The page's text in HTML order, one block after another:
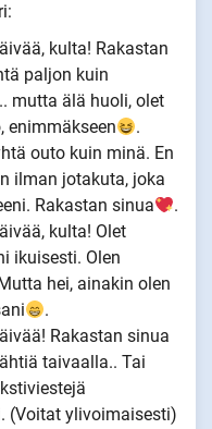
kulta! Rakastan
paljon kuin
mutta älä huoli, olet
enimmäkseen
.
outo kuin minä. En
ilman jotakuta, joka
Rakastan sinua
.
kulta! Olet
ikuisesti. Olen
hei, ainakin olen
.
Rakastan sinua
taivaalla.. Tai
(Voitat ylivoimaisesti)